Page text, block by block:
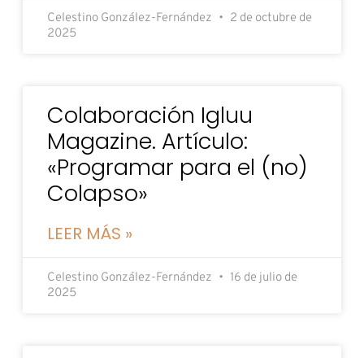
Celestino González-Fernández
2 de octubre de
2025
Colaboración Igluu
Magazine. Artículo:
«Programar para el (no)
Colapso»
LEER MÁS »
Celestino González-Fernández
16 de julio de
2025